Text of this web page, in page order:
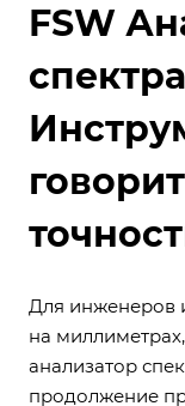
FSW
Для инженеров
на
анализатор
продолжение